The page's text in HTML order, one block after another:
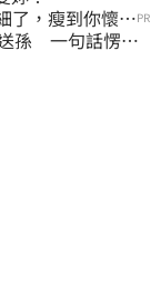
了，瘦到你懷疑PR
孫 一句話愣原